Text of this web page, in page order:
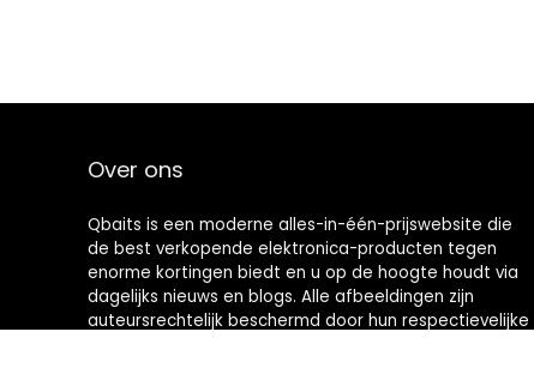
Over ons
Qbaits is een moderne alles-in-één-prijswebsite die
de best verkopende elektronica-producten tegen
enorme kortingen biedt en u op de hoogte houdt via
dagelijks nieuws en blogs. Alle afbeeldingen zijn
auteursrechtelijk beschermd door hun respectievelijke